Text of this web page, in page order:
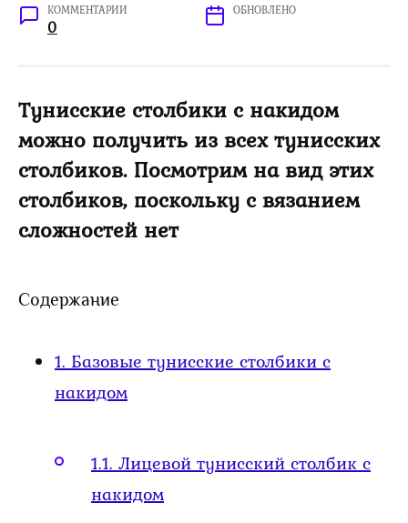
КОММЕНТАРИИ
0
ОБНОВЛЕНО
Тунисские столбики с накидом
можно получить из всех тунисских
столбиков. Посмотрим на вид этих
столбиков, поскольку с вязанием
сложностей нет
Содержание
1.Базовые тунисские столбики с
накидом
1.1.Лицевой тунисский столбик с
накидом